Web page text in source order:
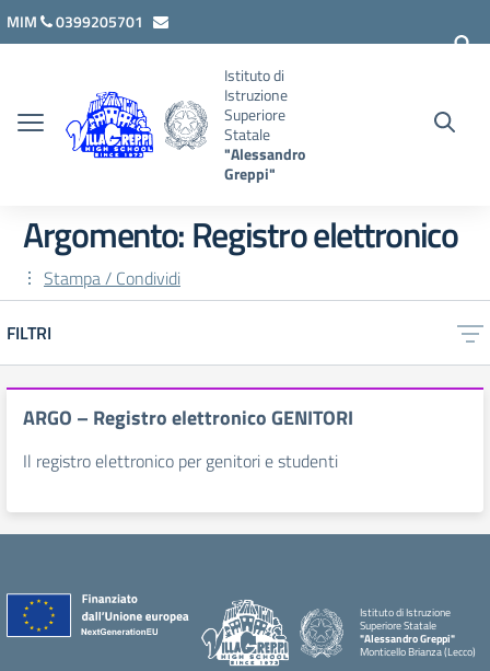
Vai ai contenuti
Vai al menu di navigazione
Vai al footer
MIM
0399205701
Istituto di
Istruzione
Superiore
Statale
"Alessandro
Greppi"
Argomento: Registro elettronico
Stampa / Condividi
FILTRI
ARGO – Registro elettronico GENITORI
Il registro elettronico per genitori e studenti
Istituto di Istruzione
Superiore Statale
"Alessandro Greppi"
Monticello Brianza (Lecco)